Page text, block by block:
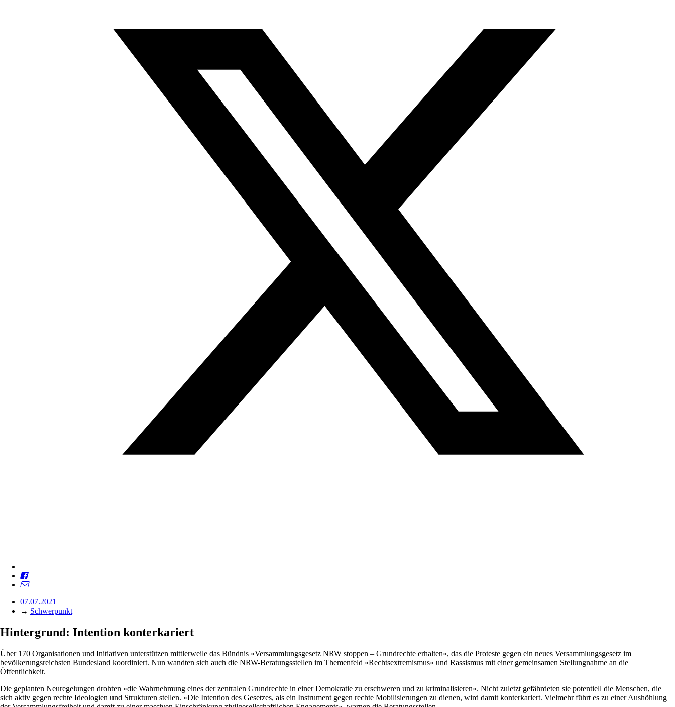
07.07.2021
→ Schwerpunkt
Hintergrund: Intention konterkariert
Über 170 Organisationen und Initiativen unterstützen mittlerweile das Bündnis »Versammlungsgesetz NRW stoppen – Grundrechte erhalten«, das die Proteste gegen ein neues Versammlungsgesetz im
bevölkerungsreichsten Bundesland koordiniert. Nun wandten sich auch die NRW-Beratungsstellen im Themenfeld »Rechtsextremismus« und Rassismus mit einer gemeinsamen Stellungnahme an die
Öffentlichkeit.
Die geplanten Neuregelungen drohten »die Wahrnehmung eines der zentralen Grundrechte in einer Demokratie zu erschweren und zu kriminalisieren«. Nicht zuletzt gefährdeten sie potentiell die Menschen, die
sich aktiv gegen rechte Ideologien und Strukturen stellen. »Die Intention des Gesetzes, als ein Instrument gegen rechte Mobilisierungen zu dienen, wird damit konterkariert. Vielmehr führt es zu einer Aushöhlung